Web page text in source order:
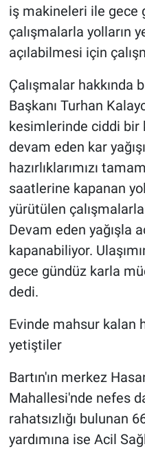
iş makineleri ile gece
çalışmalarla yolların
açılabilmesi için
Çalışmalar hakkında
Başkanı Turhan
kesimlerinde ciddi bir
devam eden kar
hazırlıklarımızı
saatlerine kapanan yol
yürütülen
Devam eden yağışla
kapanabiliyor.
gece gündüz karla
dedi.
Evinde mahsur kalan
yetiştiler
Bartın'ın merkez
Mahallesi'nde nefes
rahatsızlığı bulunan
yardımına ise Acil